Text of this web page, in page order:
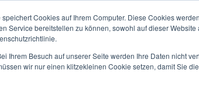
speichert Cookies auf Ihrem Computer. Diese Cookies
Service bereitstellen zu können, sowohl auf dieser
Ihrem Besuch auf unserer Seite werden Ihre Daten nicht
wir nur einen klitzekleinen Cookie setzen, damit Sie